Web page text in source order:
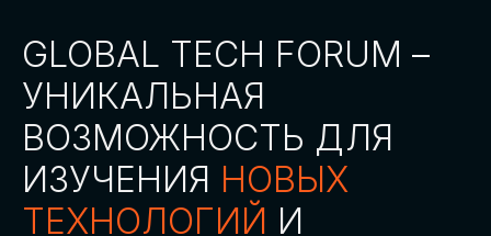
СКАЧАТЬ ПРОГРАММУ
СТАТЬ СПИКЕРОМ
СТАТЬ УЧАСТНИКОМ